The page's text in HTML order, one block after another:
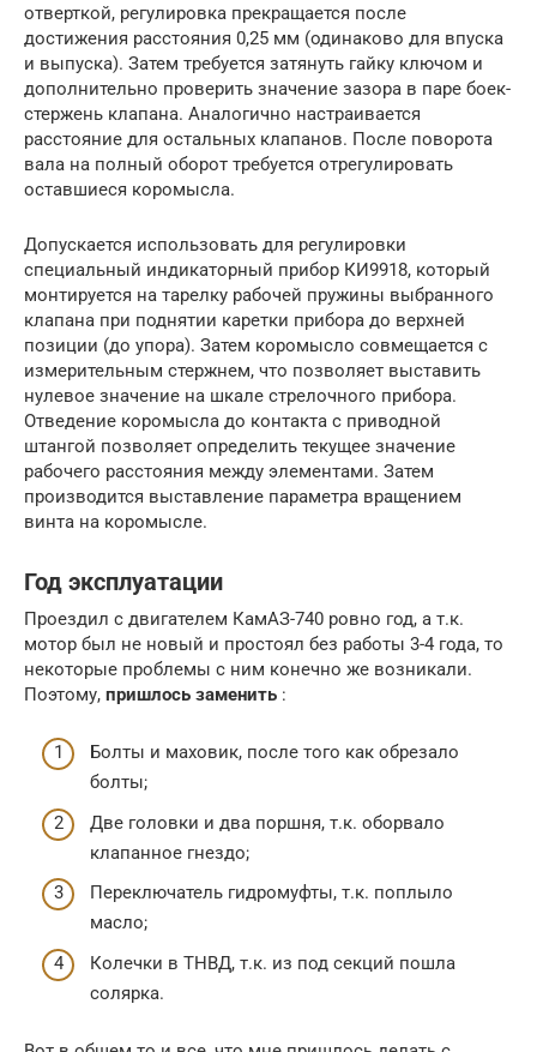
отверткой, регулировка прекращается после
достижения расстояния 0,25 мм (одинаково для впуска
и выпуска). Затем требуется затянуть гайку ключом и
дополнительно проверить значение зазора в паре боек-
стержень клапана. Аналогично настраивается
расстояние для остальных клапанов. После поворота
вала на полный оборот требуется отрегулировать
оставшиеся коромысла.
Допускается использовать для регулировки
специальный индикаторный прибор КИ9918, который
монтируется на тарелку рабочей пружины выбранного
клапана при поднятии каретки прибора до верхней
позиции (до упора). Затем коромысло совмещается с
измерительным стержнем, что позволяет выставить
нулевое значение на шкале стрелочного прибора.
Отведение коромысла до контакта с приводной
штангой позволяет определить текущее значение
рабочего расстояния между элементами. Затем
производится выставление параметра вращением
винта на коромысле.
Год эксплуатации
Проездил с двигателем КамАЗ-740 ровно год, а т.к.
мотор был не новый и простоял без работы 3-4 года, то
некоторые проблемы с ним конечно же возникали.
Поэтому, пришлось заменить :
Болты и маховик, после того как обрезало
болты;
Две головки и два поршня, т.к. оборвало
клапанное гнездо;
Переключатель гидромуфты, т.к. поплыло
масло;
Колечки в ТНВД, т.к. из под секций пошла
солярка.